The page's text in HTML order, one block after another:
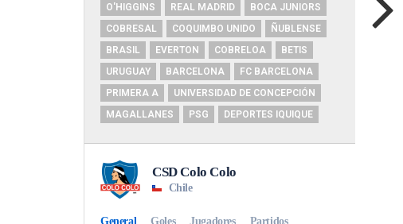
O'HIGGINS
REAL MADRID
BOCA JUNIORS
COBRESAL
COQUIMBO UNIDO
ÑUBLENSE
BRASIL
EVERTON COBRELOA
BETIS
URUGUAY
BARCELONA
FC BARCELONA
PRIMERA A
UNIVERSIDAD DE CONCEPCIÓN
MAGALLANES
PSG DEPORTES IQUIQUE